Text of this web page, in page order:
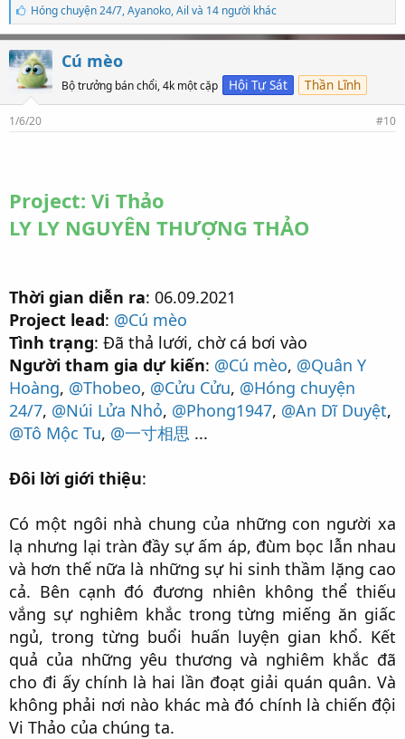
S
ố
l
ư
ợ
t
t
í
Hóng chuyện 24/7,Ayanoko,Ail và 14 người khác
Cú mèo
Bộ trưởng bán chổi, 4k một cặp Hội Tự Sát Thần Lĩnh
1/6/20 #10
Project: Vi Thảo
LY LY NGUYÊN THƯỢNG THẢO
Thời gian diễn ra: 06.09.2021
Project lead: @Cú mèo
Tình trạng: Đã thả lưới, chờ cá bơi vào
Người tham gia dự kiến: @Cú mèo, @Quân Y
Hoàng, @Thobeo, @Cửu Cửu, @Hóng chuyện
24/7, @Núi Lửa Nhỏ, @Phong1947, @An Dĩ Duyệt,
@Tô Mộc Tu, @一寸相思 ...
Đôi lời giới thiệu:
Có một ngôi nhà chung của những con người xa
lạ nhưng lại tràn đầy sự ấm áp, đùm bọc lẫn nhau
và hơn thế nữa là những sự hi sinh thầm lặng cao
cả. Bên cạnh đó đương nhiên không thể thiếu
vắng sự nghiêm khắc trong từng miếng ăn giấc
ngủ, trong từng buổi huấn luyện gian khổ. Kết
quả của những yêu thương và nghiêm khắc đã
cho đi ấy chính là hai lần đoạt giải quán quân. Và
không phải nơi nào khác mà đó chính là chiến đội
Vi Thảo của chúng ta.​